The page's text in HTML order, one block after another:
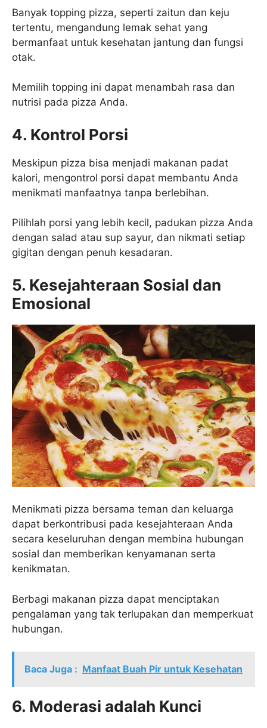
Banyak topping pizza, seperti zaitun dan keju
tertentu, mengandung lemak sehat yang
bermanfaat untuk kesehatan jantung dan fungsi
otak.
Memilih topping ini dapat menambah rasa dan
nutrisi pada pizza Anda.
4. Kontrol Porsi
Meskipun pizza bisa menjadi makanan padat
kalori, mengontrol porsi dapat membantu Anda
menikmati manfaatnya tanpa berlebihan.
Pilihlah porsi yang lebih kecil, padukan pizza Anda
dengan salad atau sup sayur, dan nikmati setiap
gigitan dengan penuh kesadaran.
5. Kesejahteraan Sosial dan
Emosional
Menikmati pizza bersama teman dan keluarga
dapat berkontribusi pada kesejahteraan Anda
secara keseluruhan dengan membina hubungan
sosial dan memberikan kenyamanan serta
kenikmatan.
Berbagi makanan pizza dapat menciptakan
pengalaman yang tak terlupakan dan memperkuat
hubungan.
Baca Juga : Manfaat Buah Pir untuk Kesehatan
6. Moderasi adalah Kunci